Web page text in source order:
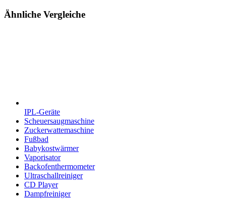
Ähnliche Vergleiche
IPL-Geräte
Scheuersaugmaschine
Zuckerwattemaschine
Fußbad
Babykostwärmer
Vaporisator
Backofenthermometer
Ultraschallreiniger
CD Player
Dampfreiniger